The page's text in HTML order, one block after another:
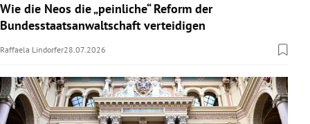
Wie die Neos die „peinliche“ Reform der
Bundesstaatsanwaltschaft verteidigen
Raffaela Lindorfer28.07.2026